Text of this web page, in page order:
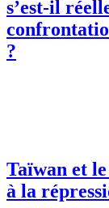
s’est-il
?
Taïwan et
à la